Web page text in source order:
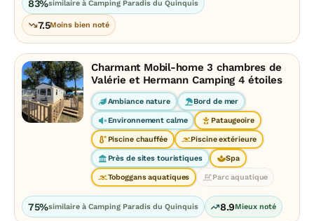
83%similaire à Camping Paradis du Quinquis
7.5Moins bien noté
Charmant Mobil-home 3 chambres de
Valérie et Hermann Camping 4 étoiles
Ambiance nature Bord de mer
Environnement calme Pataugeoire
Piscine chauffée Piscine extérieure
Près de sites touristiques Spa
Toboggans aquatiques Parc aquatique
75%similaire à Camping Paradis du Quinquis 8.9Mieux noté